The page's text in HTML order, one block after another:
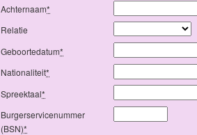
Achternaam*
Relatie
Geboortedatum*
Nationaliteit*
Spreektaal*
Burgerservicenummer
(BSN)*